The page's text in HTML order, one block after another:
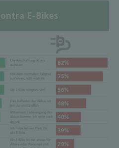
E-Bikes